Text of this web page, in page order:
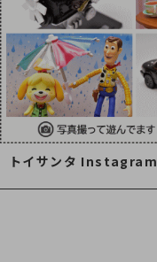
トイサンタ Instagram